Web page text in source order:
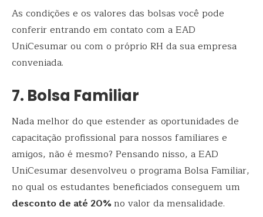
As condições e os valores das bolsas você pode
conferir entrando em contato com a EAD
UniCesumar ou com o próprio RH da sua empresa
conveniada.
7. Bolsa Familiar
Nada melhor do que estender as oportunidades de
capacitação profissional para nossos familiares e
amigos, não é mesmo? Pensando nisso, a EAD
UniCesumar desenvolveu o programa Bolsa Familiar,
no qual os estudantes beneficiados conseguem um
desconto de até 20%no valor da mensalidade.